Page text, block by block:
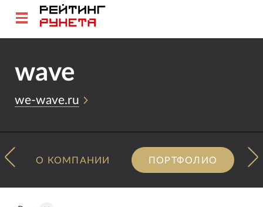
wave
we-wave.ru
О КОМПАНИИ ПОРТФОЛИО